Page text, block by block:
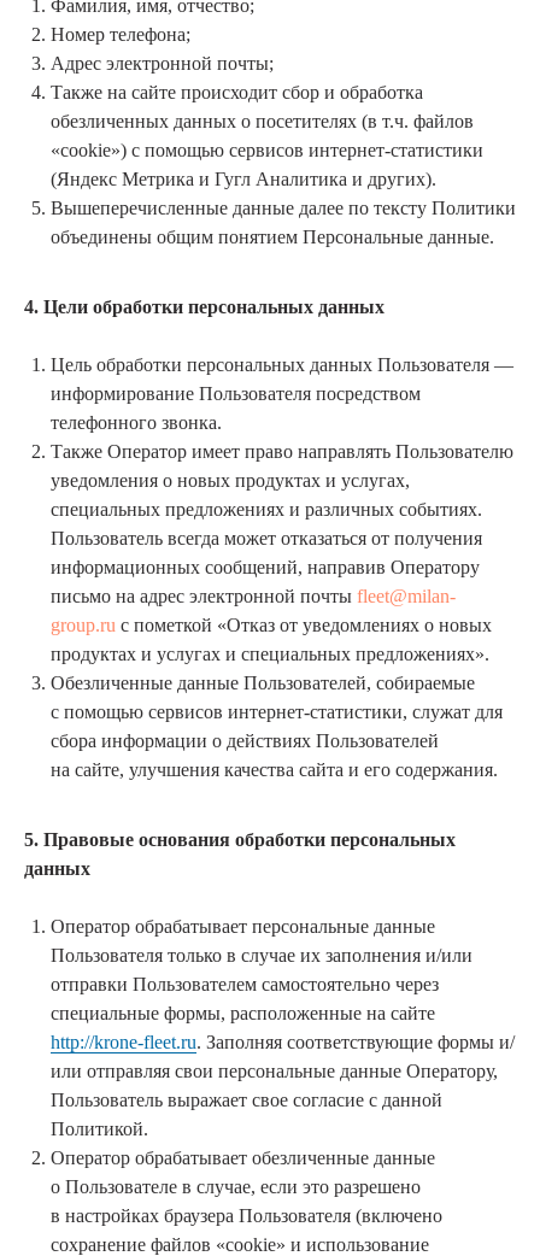
Фамилия, имя, отчество;
Номер телефона;
Адрес электронной почты;
Также на сайте происходит сбор и обработка
обезличенных данных о посетителях (в т.ч. файлов
«cookie») с помощью сервисов интернет-статистики
(Яндекс Метрика и Гугл Аналитика и других).
Вышеперечисленные данные далее по тексту Политики
объединены общим понятием Персональные данные.
4. Цели обработки персональных данных
Цель обработки персональных данных Пользователя —
информирование Пользователя посредством
телефонного звонка.
Также Оператор имеет право направлять Пользователю
уведомления о новых продуктах и услугах,
специальных предложениях и различных событиях.
Пользователь всегда может отказаться от получения
информационных сообщений, направив Оператору
письмо на адрес электронной почты fleet@milan-
group.ru с пометкой «Отказ от уведомлениях о новых
продуктах и услугах и специальных предложениях».
Обезличенные данные Пользователей, собираемые
с помощью сервисов интернет-статистики, служат для
сбора информации о действиях Пользователей
на сайте, улучшения качества сайта и его содержания.
5. Правовые основания обработки персональных
данных
Оператор обрабатывает персональные данные
Пользователя только в случае их заполнения и/или
отправки Пользователем самостоятельно через
специальные формы, расположенные на сайте
http://krone-fleet.ru. Заполняя соответствующие формы и/
или отправляя свои персональные данные Оператору,
Пользователь выражает свое согласие с данной
Политикой.
Оператор обрабатывает обезличенные данные
о Пользователе в случае, если это разрешено
в настройках браузера Пользователя (включено
сохранение файлов «cookie» и использование